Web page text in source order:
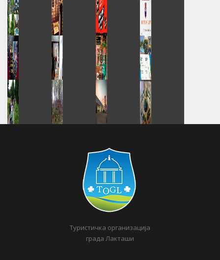
Туристичка организација
града Лакташи